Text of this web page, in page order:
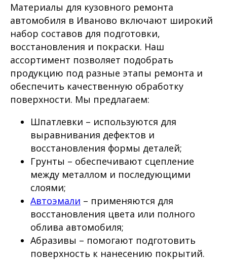
Материалы для кузовного ремонта
автомобиля в Иваново включают широкий
набор составов для подготовки,
восстановления и покраски. Наш
ассортимент позволяет подобрать
продукцию под разные этапы ремонта и
обеспечить качественную обработку
поверхности. Мы предлагаем:
Шпатлевки – используются для
выравнивания дефектов и
восстановления формы деталей;
Грунты – обеспечивают сцепление
между металлом и последующими
слоями;
Автоэмали – применяются для
восстановления цвета или полного
облива автомобиля;
Абразивы – помогают подготовить
поверхность к нанесению покрытий.